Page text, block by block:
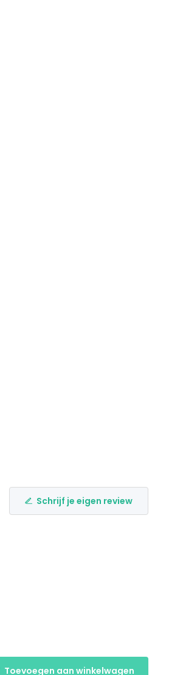
Schrijf je eigen review
Toevoegen aan winkelwagen